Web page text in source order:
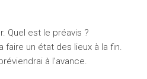
Quel est le préavis ?
faire un état des lieux à la fin.
à l’avance.